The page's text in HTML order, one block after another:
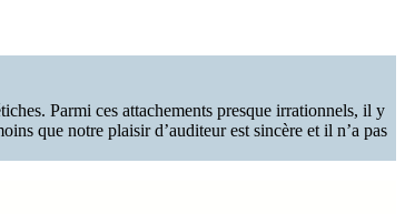
Parmi ces attachements presque irrationnels, il y
que notre plaisir d’auditeur est sincère et il n’a pas